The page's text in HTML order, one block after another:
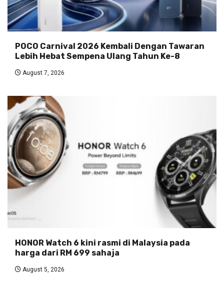
POCO Carnival 2026 Kembali Dengan Tawaran
Lebih Hebat Sempena Ulang Tahun Ke-8
August 7, 2026
HONOR Watch 6 kini rasmi di Malaysia pada
harga dari RM 699 sahaja
August 5, 2026